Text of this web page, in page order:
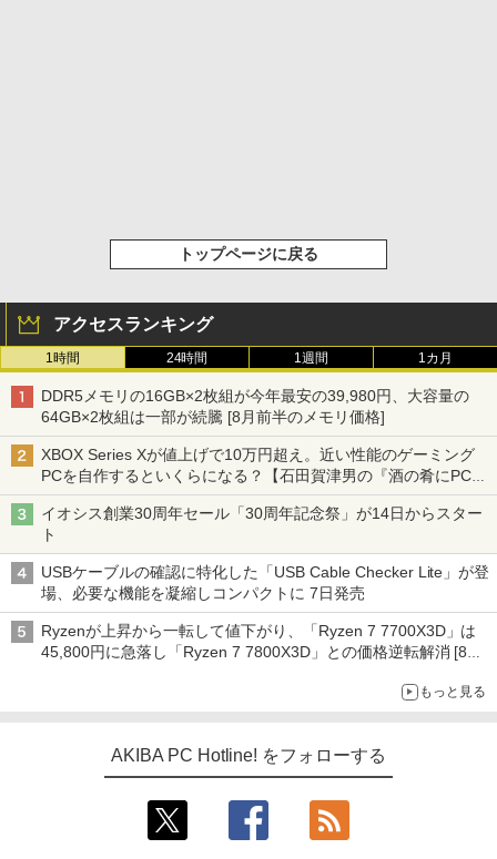
トップページに戻る
アクセスランキング
1時間 24時間 1週間 1カ月
DDR5メモリの16GB×2枚組が今年最安の39,980円、大容量の
64GB×2枚組は一部が続騰 [8月前半のメモリ価格]
XBOX Series Xが値上げで10万円超え。近い性能のゲーミング
PCを自作するといくらになる？【石田賀津男の『酒の肴にPCゲ
ーム』】
イオシス創業30周年セール「30周年記念祭」が14日からスター
ト
USBケーブルの確認に特化した「USB Cable Checker Lite」が登
場、必要な機能を凝縮しコンパクトに 7日発売
Ryzenが上昇から一転して値下がり、「Ryzen 7 7700X3D」は
45,800円に急落し「Ryzen 7 7800X3D」との価格逆転解消 [8月
もっと見る
AKIBA PC Hotline! をフォローする